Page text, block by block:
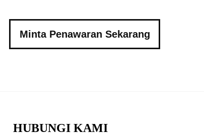
Minta Penawaran Sekarang
HUBUNGI KAMI